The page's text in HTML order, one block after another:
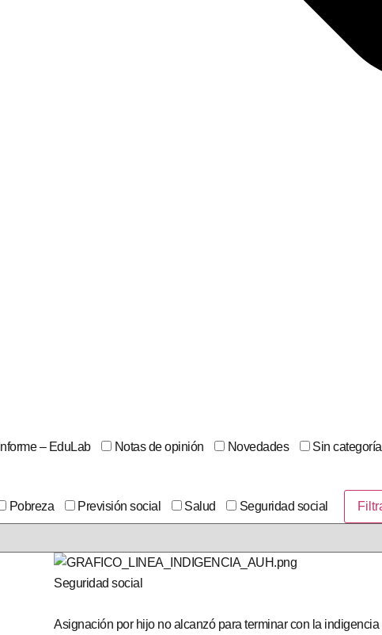
Informe – EduLab Notas de opinión Novedades Sin categoría
Pobreza Previsión social Salud Seguridad social
Seguridad social
Asignación por hijo no alcanzó para terminar con la indigencia